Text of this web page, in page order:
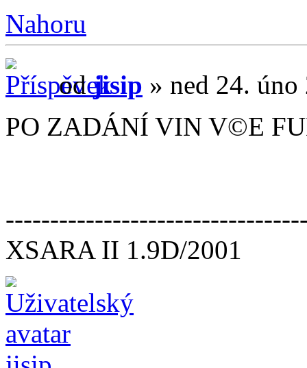
Nahoru
odjisip » ned 24.
PO ZADÁNÍ VIN V©E
XSARA II 1.9D/2001